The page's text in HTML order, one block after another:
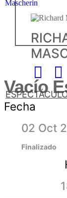
Vacío
Fecha
02 Oct
Finalizado